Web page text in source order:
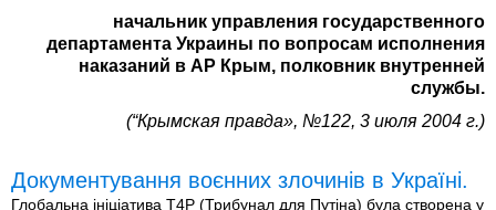
начальник управления государственного
департамента Украины по вопросам исполнения
наказаний в АР Крым, полковник внутренней
службы.
(“Крымская правда», №122, 3 июля 2004 г.)
Документування воєнних злочинів в Україні.
Глобальна ініціатива T4P (Трибунал для Путіна) була створена у